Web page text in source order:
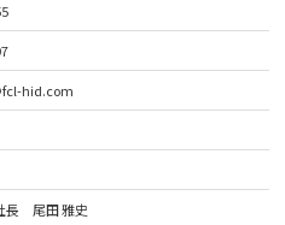
hid.com
長 尾田 雅史